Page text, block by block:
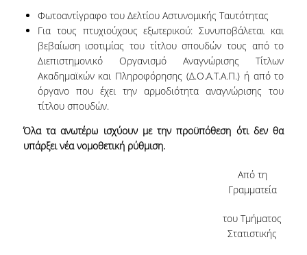
RESEARCH
AFFILIATED UNITS
PROJECTS
PUBLICATIONS
LABORATORY OF STATISTICAL
Φωτοαντίγραφο του Δελτίου Αστυνομικής Ταυτότητας
Για τους πτυχιούχους εξωτερικού: Συνυποβάλεται και
βεβαίωση ισοτιμίας του τίτλου σπουδών τους από το
Διεπιστημονικό Οργανισμό Αναγνώρισης Τίτλων
Ακαδημαϊκών και Πληροφόρησης (Δ.Ο.Α.Τ.Α.Π.) ή από το
όργανο που έχει την αρμοδιότητα αναγνώρισης του
τίτλου σπουδών.
Όλα τα ανωτέρω ισχύουν με την προϋπόθεση ότι δεν θα
υπάρξει νέα νομοθετική ρύθμιση.
Από τη
Γραμματεία
του Τμήματος
Στατιστικής